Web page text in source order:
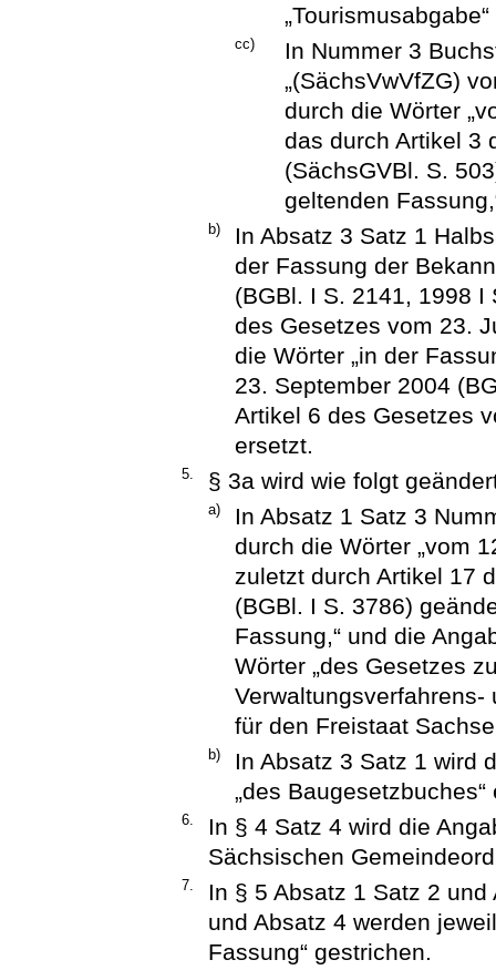
cc)
In Nummer 3
„(SächsVwVfZG)
durch die Wörter
das durch Artikel 3
(SächsGVBl. S.
geltenden
b)
In Absatz 3 Satz 1
der Fassung der
(BGBl. I S. 2141, 1998
des Gesetzes vom 23.
die Wörter „in der
23. September 2004
Artikel 6 des Gesetzes
ersetzt.
5. § 3a wird wie folgt
a)
In Absatz 1 Satz 3
durch die Wörter „vom
zuletzt durch Artikel 17
(BGBl. I S. 3786)
Fassung,“ und die
Wörter „des Gesetzes
für den Freistaat
b)
In Absatz 3 Satz 1 wird
„des Baugesetzbuches“
6.
In § 4 Satz 4 wird die
Sächsischen
7.
In § 5 Absatz 1 Satz 2
und Absatz 4 werden
Fassung“ gestrichen.